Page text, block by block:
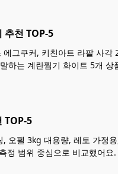
추천 TOP-5
에그쿠커, 키친아트 라팔 사각
하는 계란찜기 화이트 5개 상
TOP-5
오펠 3kg 대용량, 레토 가정
정 범위 중심으로 비교했어요.